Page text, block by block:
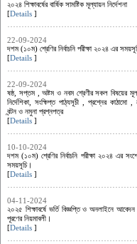
২০২৪ শিক্ষাবর্ষের বার্ষিক সামষ্টিক মূল্যায়ন নির্দেশনা
[Details ]
22-09-2024
দশম (১০ম) শ্রেণির নির্বাচনি পরীক্ষা ২০২৪ এর
[Details ]
22-09-2024
ষষ্ঠ, সপ্তম , অষ্টম ও নবম শ্রেণীর সকল বিষয়ের
নির্দেশিকা, সংক্ষিপ্ত পাঠ্যসূচী , প্রশ্নের কাঠামো ,
বন্টন ও নমুনা প্রশ্নপত্র
[Details ]
10-10-2024
দশম (১০ম) শ্রেণির নির্বাচনি পরীক্ষা ২০২৪ এর
সময়সূচি।
[Details ]
04-11-2024
২০২৫ শিক্ষাবর্ষে ভর্তি বিজ্ঞপ্তি ও অনলাইনে
পূরণের নিয়মাবলী।
[Details ]